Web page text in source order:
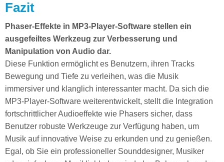
Fazit
Phaser-Effekte in MP3-Player-Software stellen ein
ausgefeiltes Werkzeug zur Verbesserung und
Manipulation von Audio dar.
Diese Funktion ermöglicht es Benutzern, ihren Tracks
Bewegung und Tiefe zu verleihen, was die Musik
immersiver und klanglich interessanter macht. Da sich die
MP3-Player-Software weiterentwickelt, stellt die Integration
fortschrittlicher Audioeffekte wie Phasers sicher, dass
Benutzer robuste Werkzeuge zur Verfügung haben, um
Musik auf innovative Weise zu erkunden und zu genießen.
Egal, ob Sie ein professioneller Sounddesigner, Musiker